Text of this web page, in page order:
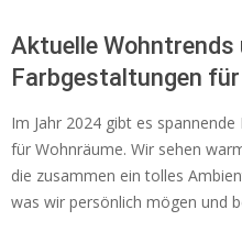
Aktuelle Wohntrends
Farbgestaltungen
Im Jahr 2024 gibt es
für Wohnräume. Wir sehen
die zusammen ein tolles
was wir persönlich mögen und